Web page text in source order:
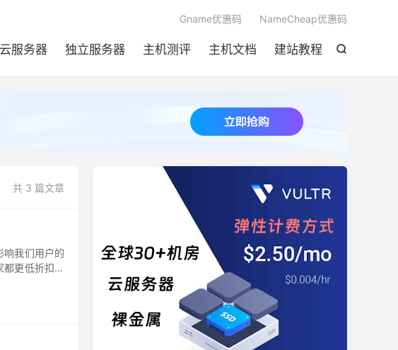

云服务器 独立服务器 主机测评 主机文档 建站教程
Gname优惠码 NameCheap优惠码
共 3 篇文章
响我们用户的
更低折扣。